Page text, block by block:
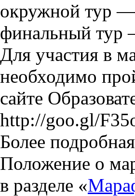
окружной тур —
финальный тур
Для участия в
необходимо
сайте
http://goo.gl/
Более
Положение о
в разделе «